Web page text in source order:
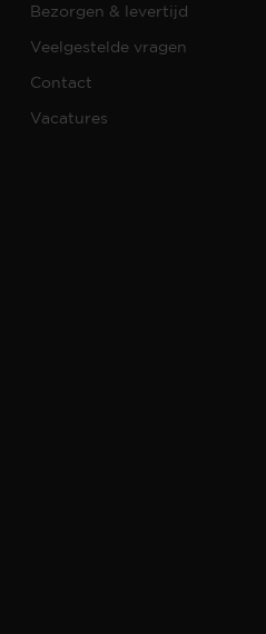
Bezorgen & levertijd
Veelgestelde vragen
Contact
Vacatures